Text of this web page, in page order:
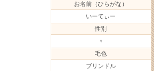
お名前（ひらがな）
いーてぃー
性別
♀
毛色
ブリンドル